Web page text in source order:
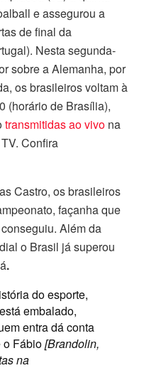
e assegurou a
de final da
Nesta segunda-
sobre a Alemanha, por
os brasileiros voltam à
(horário de Brasília),
transmitidas ao vivo na
Confira
Castro, os brasileiros
façanha que
Além da
o Brasil já superou
.
do esporte,
embalado,
entra dá conta
o Fábio[Brandolin,
na